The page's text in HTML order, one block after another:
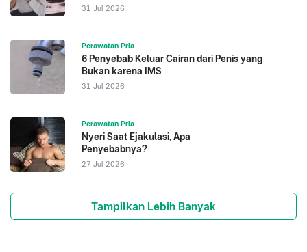
31 Jul 2026
Perawatan Pria
6 Penyebab Keluar Cairan dari Penis yang
Bukan karena IMS
31 Jul 2026
Perawatan Pria
Nyeri Saat Ejakulasi, Apa
Penyebabnya?
27 Jul 2026
Tampilkan Lebih Banyak